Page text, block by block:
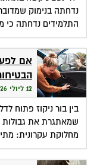
נדחתה בנימוק
התלמידים נדחתה כי
אם
12 ליולי 2026
בין בור ניקוז
שמאתגרת את גבולות
מחלוקת עקרונית: